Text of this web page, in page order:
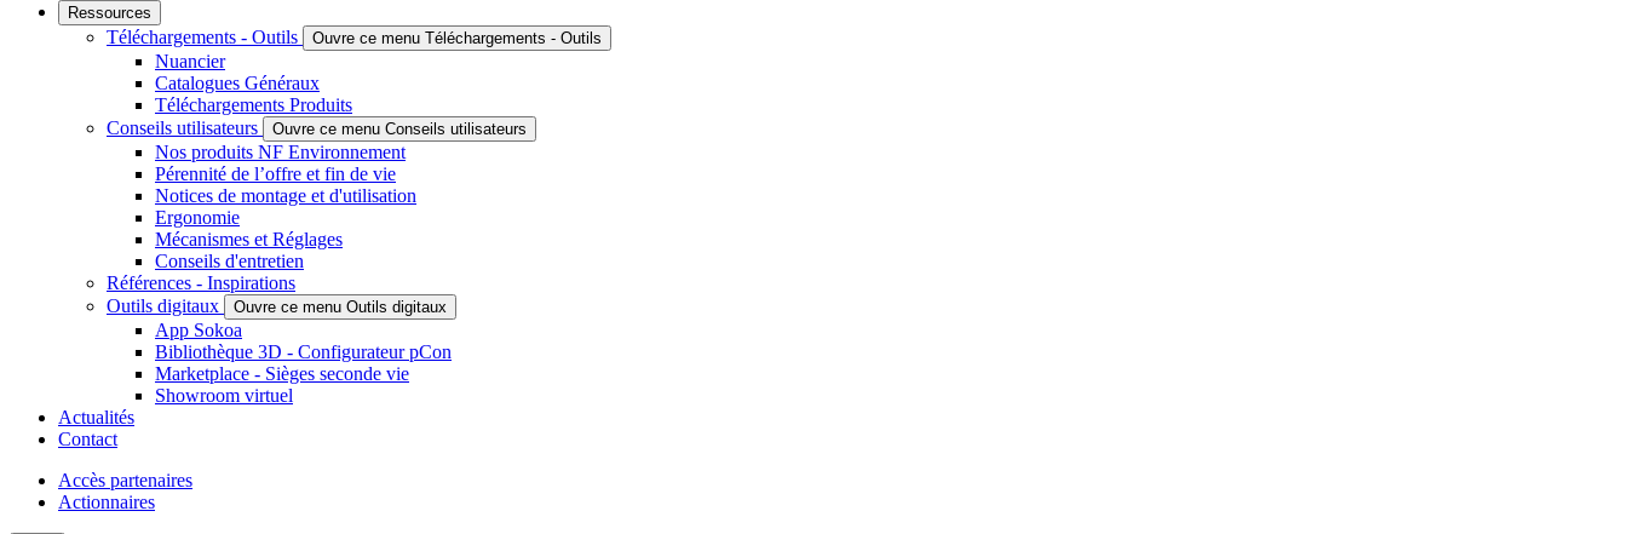
Ressources
Téléchargements - Outils Ouvre ce menu Téléchargements - Outils
Nuancier
Catalogues Généraux
Téléchargements Produits
Conseils utilisateurs
Ouvre ce menu Conseils utilisateurs
Nos produits NF Environnement
Pérennité de l’offre et fin de vie
Notices de montage et d'utilisation
Ergonomie
Mécanismes et Réglages
Conseils d'entretien
Références - Inspirations
Outils digitaux
Ouvre ce menu Outils digitaux
App Sokoa
Bibliothèque 3D - Configurateur pCon
Marketplace - Sièges seconde vie
Showroom virtuel
Actualités
Contact
Accès partenaires
Actionnaires